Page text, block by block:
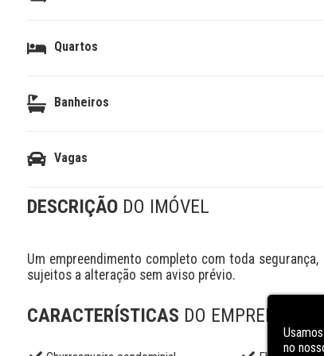
Quartos
Banheiros
Vagas
DESCRIÇÃO DO IMÓVEL
Um empreendimento completo com toda
sujeitos a alteração sem aviso prévio.
CARACTERÍSTICAS DO
no